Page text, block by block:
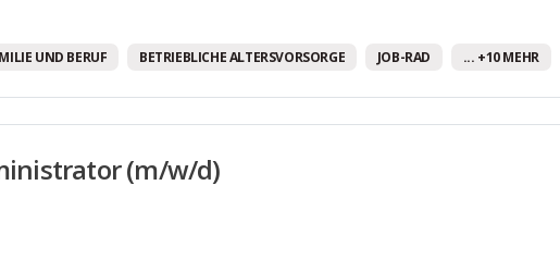
UND BERUF BETRIEBLICHE ALTERSVORSORGE JOB-RAD ... +10 MEHR
(m/w/d)